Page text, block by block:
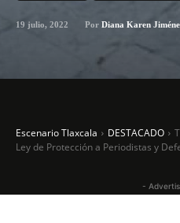
19 julio, 2022 Por Diana Karen
Escenario Tlaxcala DESTACADO
Ley de Protección a Periodistas y
-